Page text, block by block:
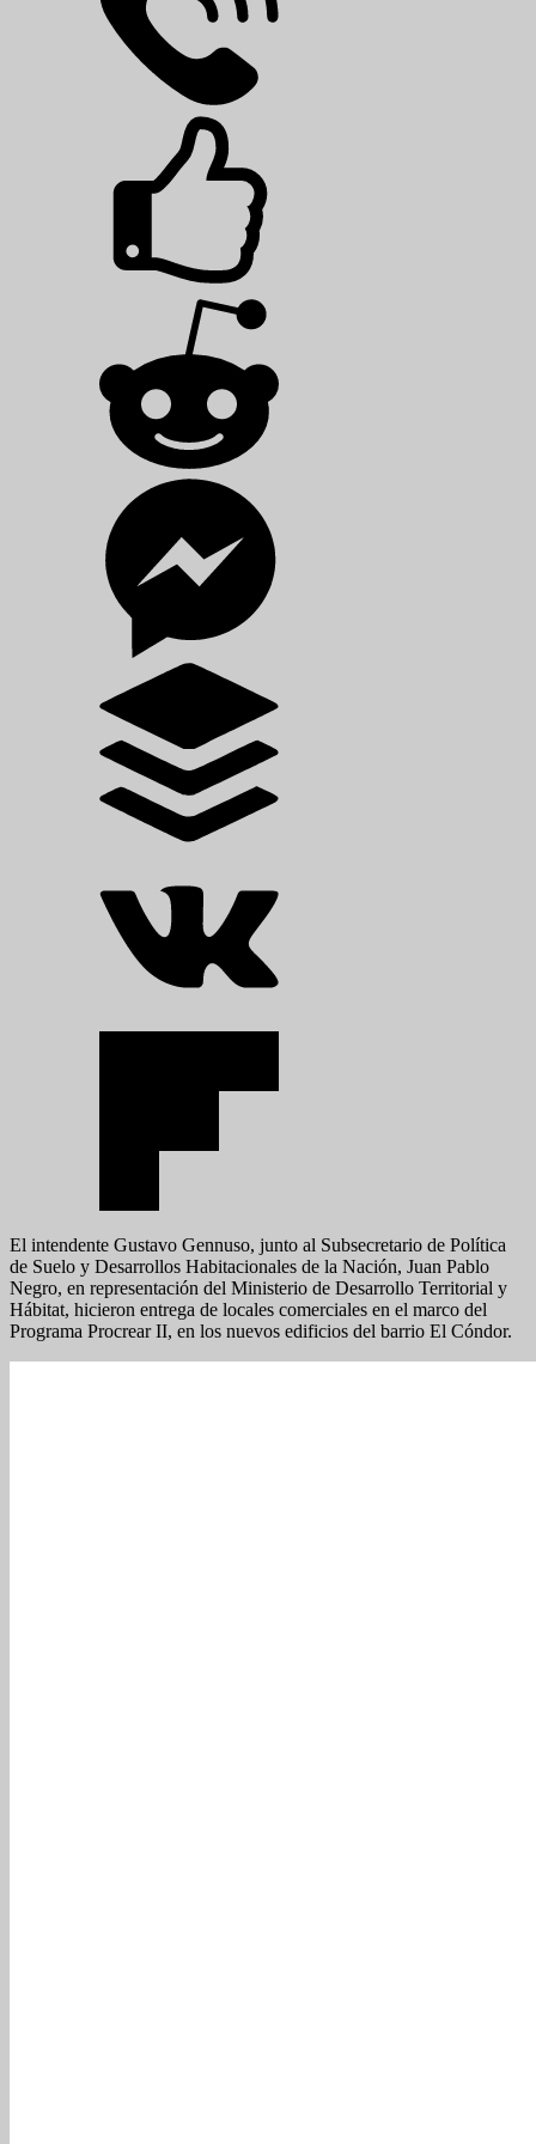
El intendente Gustavo Gennuso, junto al Subsecretario de Política
de Suelo y Desarrollos Habitacionales de la Nación, Juan Pablo
Negro, en representación del Ministerio de Desarrollo Territorial y
Hábitat, hicieron entrega de locales comerciales en el marco del
Programa Procrear II, en los nuevos edificios del barrio El Cóndor.